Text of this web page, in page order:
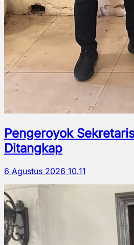
Pengeroyok
Ditangkap
6 Agustus 2026 10.11